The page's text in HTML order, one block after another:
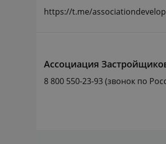
https://t.me/
Ассоциация
8 800 550-23-93 (звонок по